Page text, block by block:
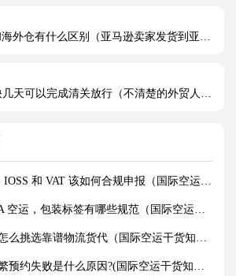
和 VAT 该如何合规申报（国际空运干货知识分享）
，包装标签有哪些规范（国际空运干货知识分享）
挑选靠谱物流货代（国际空运干货知识分享）
约失败是什么原因?(国际空运干货知识分享)